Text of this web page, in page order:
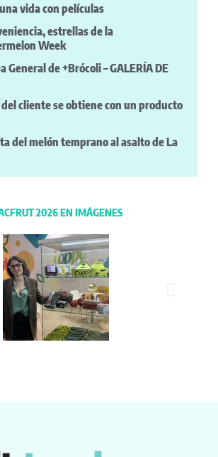
vida con películas
estrellas de la
Week
General de +Brócoli – GALERÍA DE
cliente se obtiene con un producto
del melón temprano al asalto de La
2026 EN IMÁGENES